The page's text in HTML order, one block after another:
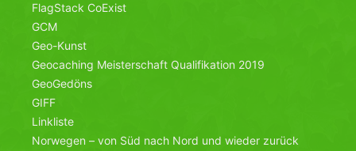
FlagStack CoExist
GCM
Geo-Kunst
Geocaching Meisterschaft Qualifikation 2019
GeoGedöns
GIFF
Linkliste
Norwegen – von Süd nach Nord und wieder zurück